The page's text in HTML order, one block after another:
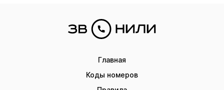
Главная
Коды номеров